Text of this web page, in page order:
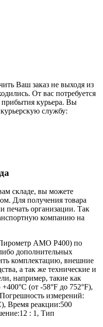
Ваш заказ не выходя из
От вас потребуется
прибытия курьера. Вы
службу:
складе, вы можете
Для получения товара
печать организации. Так
компанию на
AMO P400) по
дополнительных
комплектацию, внешние
а так же технические и
например, такие как
(от -58°F до 752°F),
Погрешность измерений:
, Время реакции:500
12 : 1, Тип